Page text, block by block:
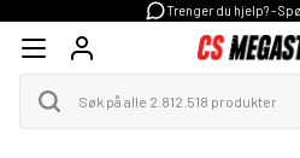
Trenger du hjelp? -